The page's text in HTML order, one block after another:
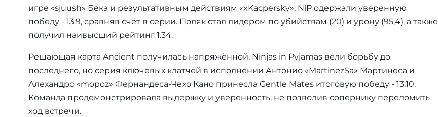
игре «sjuush» Бека и результативным действиям «xKacpersky», NiP одержали уверенную
победу - 13:9, сравняв счёт в серии. Поляк стал лидером по убийствам (20) и урону (95,4), а также
получил наивысший рейтинг 1.34.
Решающая карта Ancient получилась напряжённой. Ninjas in Pyjamas вели борьбу до
последнего, но серия ключевых клатчей в исполнении Антонио «MartinezSa» Мартинеса и
Алехандро «mopoz» Фернандеса-Чехо Кано принесла Gentle Mates итоговую победу - 13:10.
Команда продемонстрировала выдержку и уверенность, не позволив сопернику переломить
ход встречи.